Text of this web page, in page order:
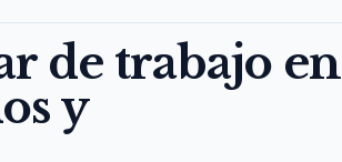
de trabajo en
y